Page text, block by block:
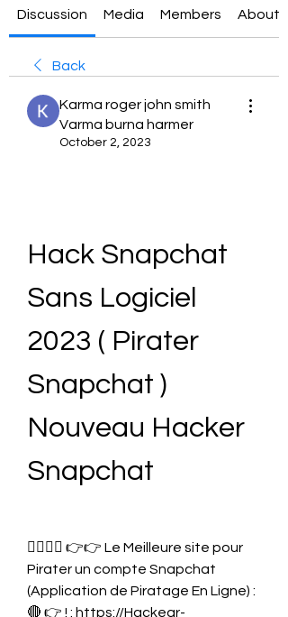
Discussion Media Members About
Back
Karma roger john smith
Varma burna harmer
October 2, 2023
Hack Snapchat
Sans Logiciel
2023 ( Pirater
Snapchat )
Nouveau Hacker
Snapchat
👉🏻👉🏻 👉👉 Le Meilleure site pour
Pirater un compte Snapchat
(Application de Piratage En Ligne) :
🔴 👉 ! : https://Hackear-